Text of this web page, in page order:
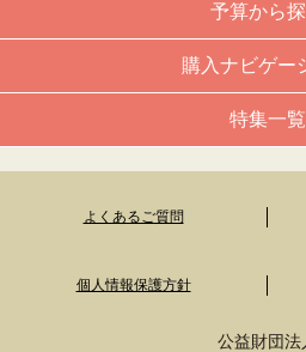
予算から
購入ナビゲー
特集一覧
よくあるご質問
個人情報保護方針
公益財団法